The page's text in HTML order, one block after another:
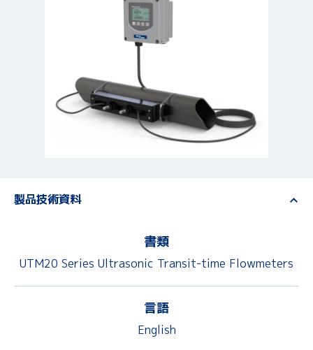
製品技術資料
書類
UTM20 Series Ultrasonic Transit-time Flowmeters
言語
English